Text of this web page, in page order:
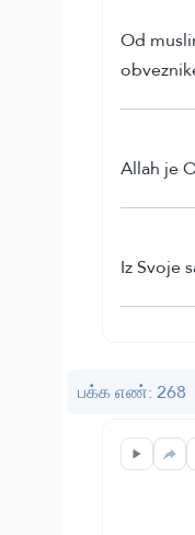
Od
Allah je
Iz Svoje
பக்க எண்: 268